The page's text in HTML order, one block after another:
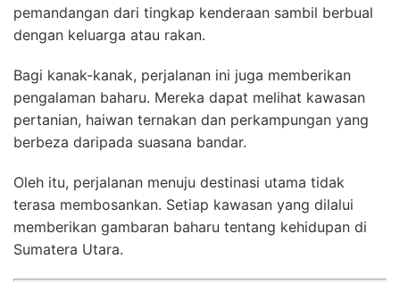
pemandangan dari tingkap kenderaan sambil berbual
dengan keluarga atau rakan.
Bagi kanak-kanak, perjalanan ini juga memberikan
pengalaman baharu. Mereka dapat melihat kawasan
pertanian, haiwan ternakan dan perkampungan yang
berbeza daripada suasana bandar.
Oleh itu, perjalanan menuju destinasi utama tidak
terasa membosankan. Setiap kawasan yang dilalui
memberikan gambaran baharu tentang kehidupan di
Sumatera Utara.